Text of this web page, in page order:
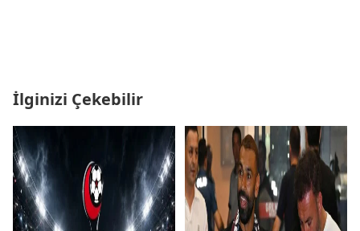
İlginizi Çekebilir